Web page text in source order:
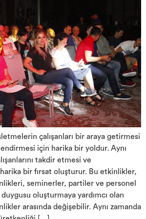
çalışanları bir araya getirmesi
için harika bir yoldur. Aynı
takdir etmesi ve
bir fırsat oluşturur. Bu etkinlikler,
seminerler, partiler ve personel
oluşturmaya yardımcı olan
arasında değişebilir. Aynı zamanda